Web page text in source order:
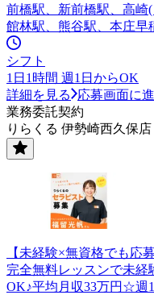
前橋駅、新前橋駅、高崎
館林駅、熊谷駅、本庄早
シフト
1日1時間 週1日からOK
詳細を見る
応募画面に
業務委託契約
りらくる 伊勢崎西久保店
【未経験×無資格でも応
完全無料レッスンで未
OK♪平均月収33万円☆週